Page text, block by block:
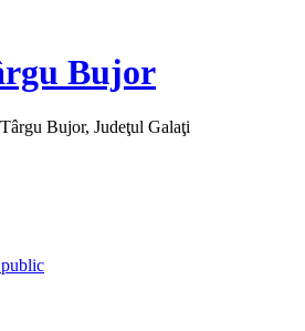
Bujor
Bujor, Judeţul Galaţi